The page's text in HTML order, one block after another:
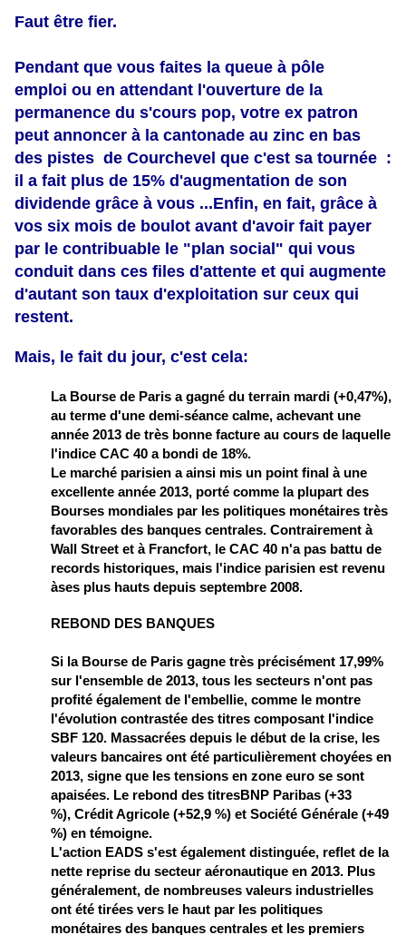
Faut être fier.
Pendant que vous faites la queue à pôle
emploi ou en attendant l'ouverture de la
permanence du s'cours pop, votre ex patron
peut annoncer à la cantonade au zinc en bas
des pistes de Courchevel que c'est sa tournée :
il a fait plus de 15% d'augmentation de son
dividende grâce à vous ...Enfin, en fait, grâce à
vos six mois de boulot avant d'avoir fait payer
par le contribuable le "plan social" qui vous
conduit dans ces files d'attente et qui augmente
d'autant son taux d'exploitation sur ceux qui
restent.
Mais, le fait du jour, c'est cela:
La Bourse de Paris a gagné du terrain mardi (+0,47%),
au terme d'une demi-séance calme, achevant une
année 2013 de très bonne facture au cours de laquelle
l'indice CAC 40 a bondi de 18%.
Le marché parisien a ainsi mis un point final à une
excellente année 2013, porté comme la plupart des
Bourses mondiales par les politiques monétaires très
favorables des banques centrales. Contrairement à
Wall Street et à Francfort, le CAC 40 n'a pas battu de
records historiques, mais l'indice parisien est revenu
àses plus hauts depuis septembre 2008.
REBOND DES BANQUES
Si la Bourse de Paris gagne très précisément 17,99%
sur l'ensemble de 2013, tous les secteurs n'ont pas
profité également de l'embellie, comme le montre
l'évolution contrastée des titres composant l'indice
SBF 120. Massacrées depuis le début de la crise, les
valeurs bancaires ont été particulièrement choyées en
2013, signe que les tensions en zone euro se sont
apaisées. Le rebond des titresBNP Paribas (+33
%), Crédit Agricole (+52,9 %) et Société Générale (+49
%) en témoigne.
L'action EADS s'est également distinguée, reflet de la
nette reprise du secteur aéronautique en 2013. Plus
généralement, de nombreuses valeurs industrielles
ont été tirées vers le haut par les politiques
monétaires des banques centrales et les premiers